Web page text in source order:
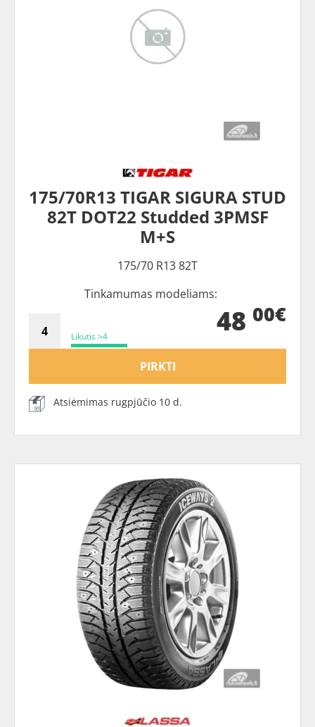
175/70R13 TIGAR SIGURA STUD
82T DOT22 Studded 3PMSF
M+S
175/70 R13 82T
Tinkamumas modeliams:
Likutis >4 48 00€
PIRKTI
Atsiėmimas rugpjūčio 10 d.